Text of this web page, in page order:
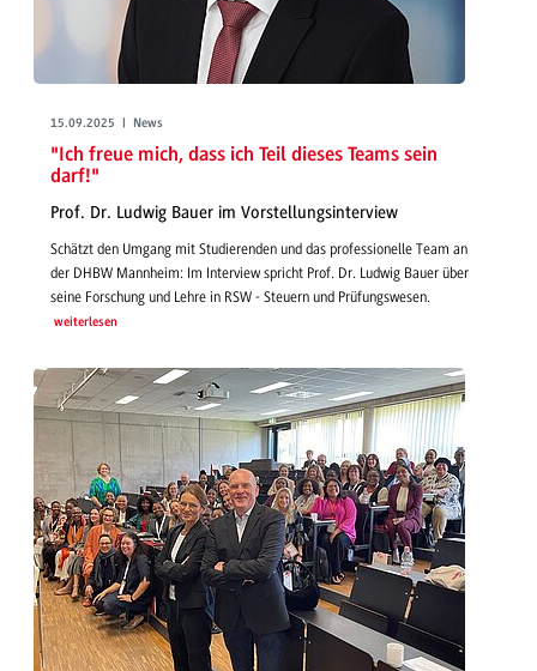
15.09.2025 | News
"Ich freue mich, dass ich Teil dieses Teams sein
darf!"
Prof. Dr. Ludwig Bauer im Vorstellungsinterview
Schätzt den Umgang mit Studierenden und das professionelle Team an
der DHBW Mannheim: Im Interview spricht Prof. Dr. Ludwig Bauer über
seine Forschung und Lehre in RSW - Steuern und Prüfungswesen.
weiterlesen